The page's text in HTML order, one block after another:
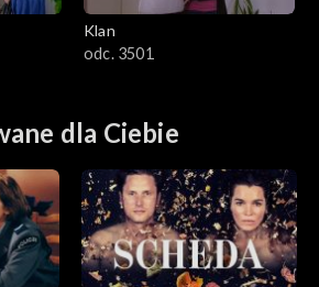
Klan
odc. 3501
dla Ciebie